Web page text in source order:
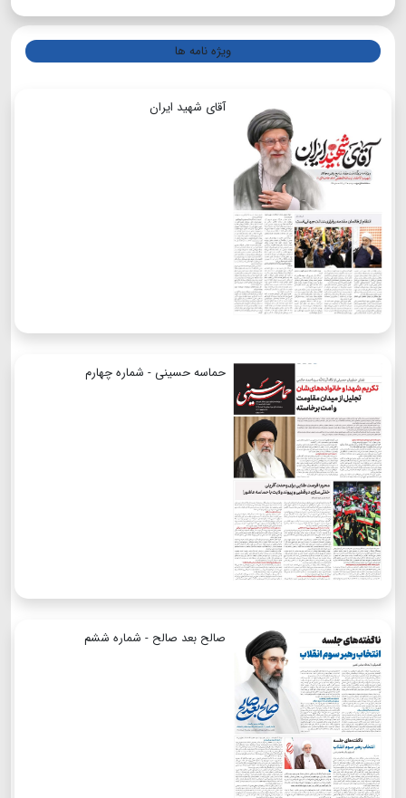
ویژه نامه ها
آقای شهید ایران
حماسه حسینی - شماره چهارم
صالح بعد صالح - شماره ششم